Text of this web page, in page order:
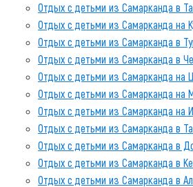
Отдых с детьми из Самарканда в
Отдых с детьми из Самарканда на
Отдых с детьми из Самарканда в
Отдых с детьми из Самарканда в
Отдых с детьми из Самарканда на
Отдых с детьми из Самарканда на
Отдых с детьми из Самарканда на
Отдых с детьми из Самарканда в
Отдых с детьми из Самарканда в
Отдых с детьми из Самарканда в
Отдых с детьми из Самарканда в